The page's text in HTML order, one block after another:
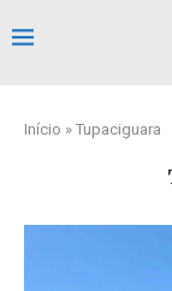
Início » Tupaciguara